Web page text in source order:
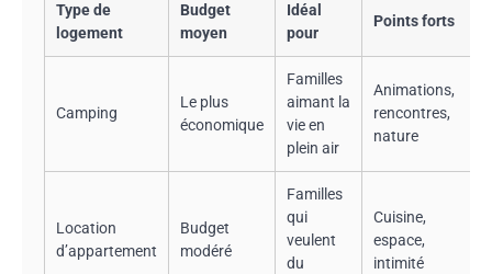
Type de
logement
Budget
moyen
Idéal
pour
Points forts
Camping
Le plus
économique
Familles
aimant la
vie en
plein air
Animations,
rencontres,
nature
Location
d’appartement
Budget
modéré
Familles
qui
veulent
du
Cuisine,
espace,
intimité